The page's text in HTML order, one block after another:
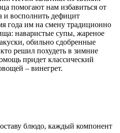
помогают нам избавиться от
и восполнить дефицит
года им на смену традиционно
наваристые супы, жареное
обильно сдобренные
решил похудеть в зимние
придет классический
– винегрет.
блюдо, каждый компонент